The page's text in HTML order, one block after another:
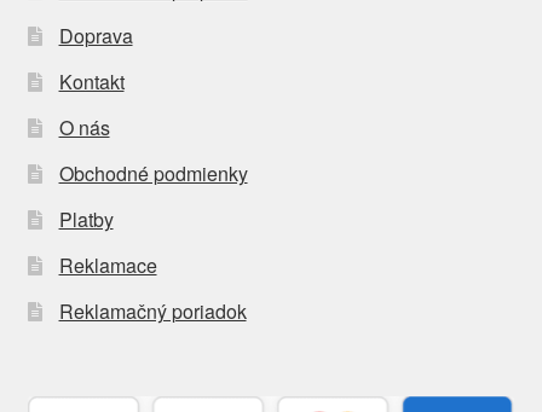
Doprava
Kontakt
O nás
Obchodné podmienky
Platby
Reklamace
Reklamačný poriadok